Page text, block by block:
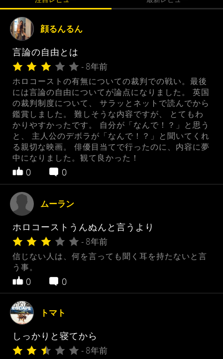
顔るんるん
言論の自由とは
- 8年前
ホロコーストの有無についての裁判での戦い。最後
には言論の自由についてが論点になりました。 英国
の裁判制度について、 サラッとネットで読んでから
鑑賞しました。 難しそうな内容ですが、 とてもわ
かりやすかったです。 自分が「なんで！？」と思う
と、 主人公のデボラが「なんで！？」と聞いてくれ
る親切な映画。 俳優目当てで行ったのに、内容に夢
中になりました。観て良かった！
0 0
ムーラン
ホロコーストうんぬんと言うより
- 8年前
信じない人は、何を言っても聞く耳を持たないと言
う事。
0 0
トマト
しっかりと寝てから
- 8年前